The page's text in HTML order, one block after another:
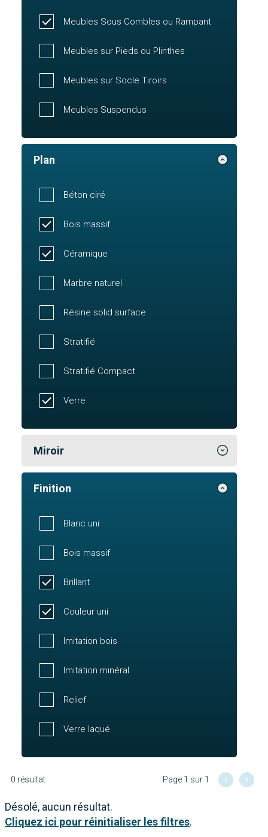
Meubles Sous Combles ou Rampant
Meubles sur Pieds ou Plinthes
Meubles sur Socle Tiroirs
Meubles Suspendus
Plan
Béton ciré
Bois massif
Céramique
Marbre naturel
Résine solid surface
Stratifié
Stratifié Compact
Verre
Miroir
Finition
Blanc uni
Bois massif
Brillant
Couleur uni
Imitation bois
Imitation minéral
Relief
Verre laqué
0 résultat Page 1 sur 1
Désolé, aucun résultat.
Cliquez ici pour réinitialiser les filtres.